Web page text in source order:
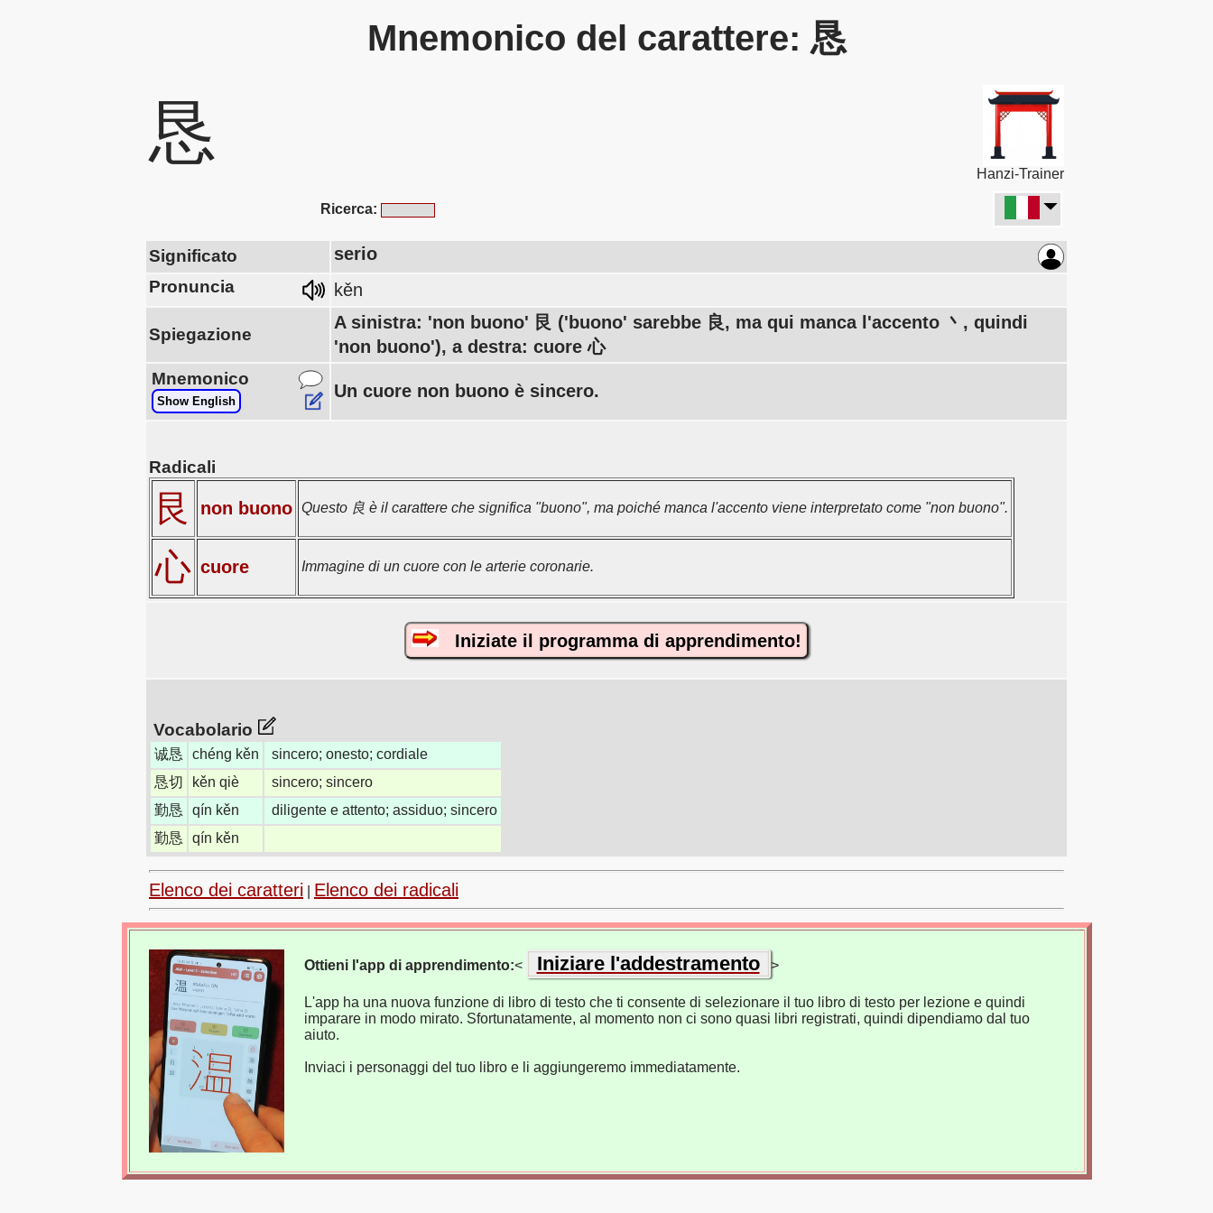
Mnemonico del carattere: 恳
恳
Hanzi-Trainer
Ricerca:
Significato serio
Pronuncia kěn
Spiegazione
A sinistra: 'non buono' 艮 ('buono' sarebbe 良, ma qui manca l'accento 丶, quindi
'non buono'), a destra: cuore 心
Mnemonico
Show English
Un cuore non buono è sincero.
Radicali
艮 non buono Questo 良 è il carattere che significa "buono", ma poiché manca l'accento viene interpretato come "non buono".
心 cuore Immagine di un cuore con le arterie coronarie.
Iniziate il programma di apprendimento!
Vocabolario
诚恳 chéng kěn
sincero; onesto; cordiale
恳切
kěn qiè
sincero; sincero
勤恳
qín kěn
diligente e attento; assiduo; sincero
勤恳
qín kěn
Elenco dei caratteri Elenco dei radicali
Ottieni l'app di apprendimento:< Iniziare l'addestramento >
L'app ha una nuova funzione di libro di testo che ti consente di selezionare il tuo libro di testo per lezione e quindi
imparare in modo mirato. Sfortunatamente, al momento non ci sono quasi libri registrati, quindi dipendiamo dal tuo
aiuto.
Inviaci i personaggi del tuo libro e li aggiungeremo immediatamente.